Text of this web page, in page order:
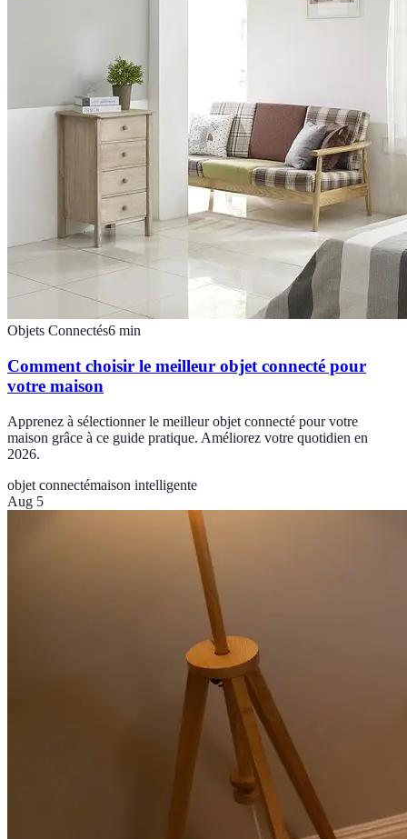
Objets Connectés6 min
Comment choisir le meilleur objet connecté pour
votre maison
Apprenez à sélectionner le meilleur objet connecté pour votre
maison grâce à ce guide pratique. Améliorez votre quotidien en
2026.
objet connectémaison intelligente
Aug 5